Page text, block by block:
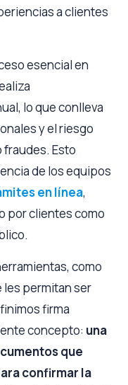
a clientes
esencial en
lo que conlleva
y el riesgo
Esto
de los equipos
en línea,
por clientes como
como
les permitan ser
firma
concepto: una
que
confirmar la